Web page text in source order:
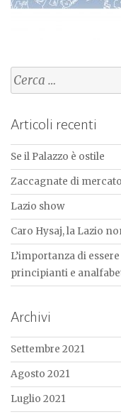
Ricerca
per:
Articoli recenti
Se il Palazzo è ostile
Zaccagnate di mercato
Lazio show
Caro Hysaj, la Lazio
L’importanza di
principianti e
Archivi
Settembre 2021
Agosto 2021
Luglio 2021